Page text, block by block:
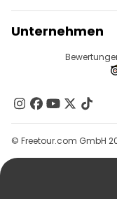
Anbieter-
Affiliate-
Unternehmen
Reiseziele
Kontakt
Gruppen
Hilfe
© Freetour.com GmbH